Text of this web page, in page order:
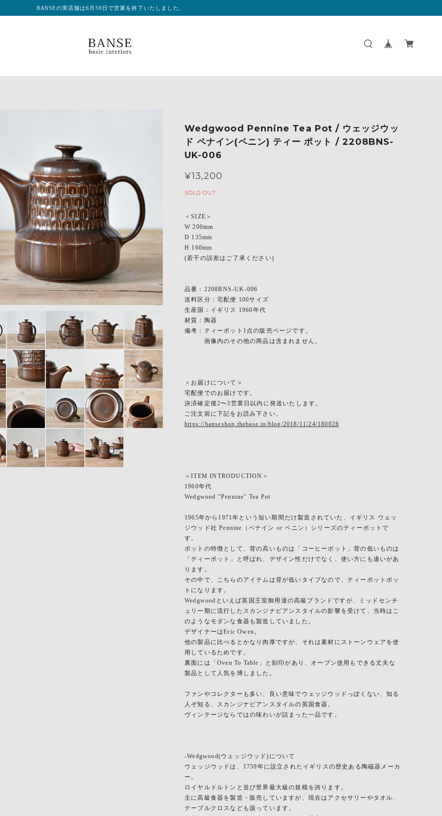
BANSEの実店舗は6月30日で営業を終了いたしました。
Wedgwood Pennine Tea Pot / ウェッジウッ
ド ペナイン(ペニン) ティー ポット / 2208BNS-
UK-006
¥13,200
SOLD OUT
＜SIZE＞
W 200mm
D 135mm
H 160mm
(若干の誤差はご了承ください)
品番：2208BNS-UK-006
送料区分：宅配便 100サイズ
生産国：イギリス 1960年代
材質：陶器
備考：ティーポット1点の販売ページです。
画像内のその他の商品は含まれません。
＜お届けについて＞
宅配便でのお届けです。
決済確定後2〜3営業日以内に発送いたします。
ご注文前に下記をお読み下さい。
https://banseshop.thebase.in/blog/2018/11/24/180028
＜ITEM INTRODUCTION＞
1960年代
Wedgwood "Pennine" Tea Pot
1965年から1971年という短い期間だけ製造されていた、イギリス ウェッ
ジウッド社 Pennine（ペナイン or ペニン）シリーズのティーポットで
す。
ポットの特徴として、背の高いものは「コーヒーポット」背の低いものは
「ティーポット」と呼ばれ、デザイン性だけでなく、使い方にも違いがあ
ります。
その中で、こちらのアイテムは背が低いタイプなので、ティーポットポッ
トになります。
Wedgwoodといえば英国王室御用達の高級ブランドですが、ミッドセンチ
ュリー期に流行したスカンジナビアンスタイルの影響を受けて、当時はこ
のようなモダンな食器も製造していました。
デザイナーはEric Owen。
他の製品に比べるとかなり肉厚ですが、それは素材にストーンウェアを使
用しているためです。
裏面には「Oven To Table」と刻印があり、オーブン使用もできる丈夫な
製品として人気を博しました。
ファンやコレクターも多い、良い意味でウェッジウッドっぽくない、知る
人ぞ知る、スカンジナビアンスタイルの英国食器。
ヴィンテージならではの味わいが詰まった一品です。
-Wedgwood(ウェッジウッド)について
ウェッジウッドは、1759年に設立されたイギリスの歴史ある陶磁器メーカ
ー。
ロイヤルドルトンと並び世界最大級の規模を誇ります。
主に高級食器を製造・販売していますが、現在はアクセサリーやタオル、
テーブルクロスなども扱っています。